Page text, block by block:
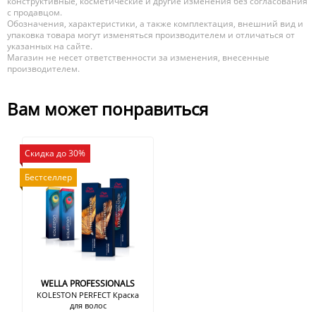
с продавцом.
Обозначения, характеристики, а также комплектация, внешний вид и
упаковка товара могут изменяться производителем и отличаться от
указанных на сайте.
Магазин не несет ответственности за изменения, внесенные
производителем.
Вам может понравиться
Скидка до 30%
Бестселлер
WELLA PROFESSIONALS
KOLESTON PERFECT Краска
для волос